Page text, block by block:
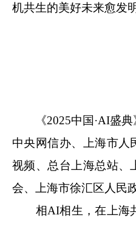
机共生的美好未来愈发
《2025中国·AI盛
中央网信办、上海市人
视频、总台上海总站、
会、上海市徐汇区人民
相AI相生，在上海